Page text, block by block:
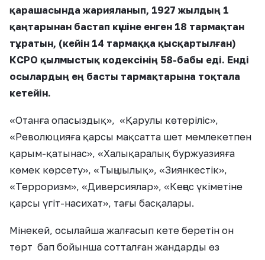
қарашасында жарияланып, 1927 жылдың 1
қаңтарынан бастап күшіне енген 18 тармақтан
тұратын, (кейін 14 тармаққа қысқартылған)
КСРО қылмыстық кодексінің 58-бабы еді. Енді
осылардың ең басты тармақтарына тоқтала
кетейін.
«Отанға опасыздық», «Қарулы көтеріліс»,
«Революцияға қарсы мақсатта шет мемлекетпен
қарым-қатынас», «Халықаралық буржуазияға
көмек көрсету», «Тыңшылық», «Зиянкестік»,
«Терроризм», «Диверсиялар», «Кеңес үкіметіне
қарсы үгіт-насихат», тағы басқалары.
Мінекей, осылайша жалғасып кете беретін он
төрт бап бойынша сотталған жандарды өз